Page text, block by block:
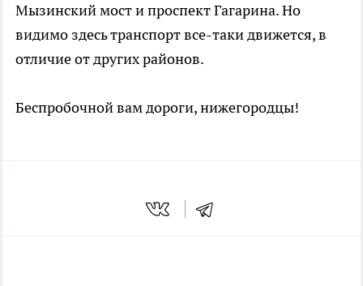
Мызинский мост и проспект Гагарина. Но
видимо здесь транспорт все-таки движется, в
отличие от других районов.
Беспробочной вам дороги, нижегородцы!